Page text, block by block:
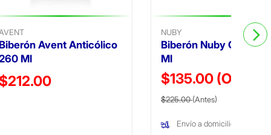
Avent Anticólico
Ml
reducido de
NUBY
Biberón Nuby Glow
Ml
$135.00 (Oferta)
Precio reducido de
$225.00(Antes)
Envío a domicilio